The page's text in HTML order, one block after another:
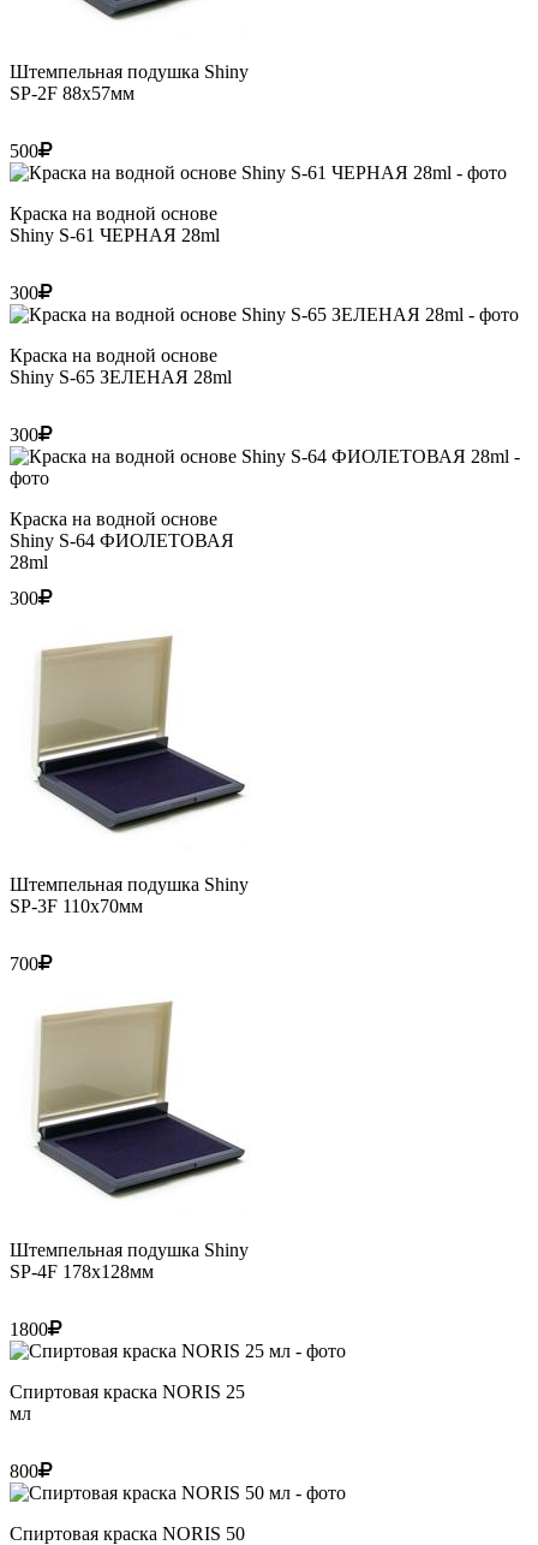
Штемпельная подушка Shiny
SP-2F 88х57мм
500
Краска на водной основе
Shiny S-61 ЧЕРНАЯ 28ml
300
Краска на водной основе
Shiny S-65 ЗЕЛЕНАЯ 28ml
300
Краска на водной основе
Shiny S-64 ФИОЛЕТОВАЯ
28ml
300
Штемпельная подушка Shiny
SP-3F 110х70мм
700
Штемпельная подушка Shiny
SP-4F 178х128мм
1800
Спиртовая краска NORIS 25
мл
800
Спиртовая краска NORIS 50